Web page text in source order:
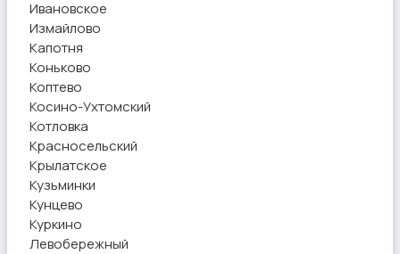
Ивановское
Измайлово
Капотня
Коньково
Коптево
Косино-Ухтомский
Котловка
Красносельский
Крылатское
Кузьминки
Кунцево
Куркино
Левобережный